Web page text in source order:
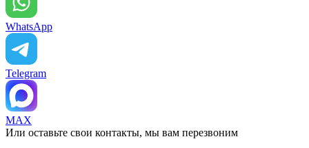
WhatsApp
Telegram
MAX
Или оставьте свои контакты, мы вам перезвоним